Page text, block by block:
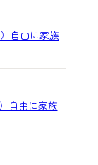
自由に家族
自由に家族